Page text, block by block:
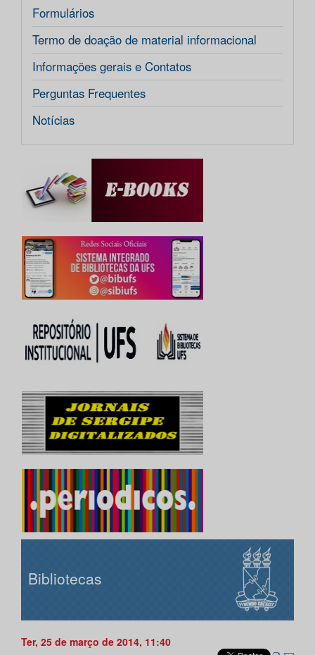
Formulários
Termo de doação de material informacional
Informações gerais e Contatos
Perguntas Frequentes
Notícias
Bibliotecas
Ter, 25 de março de 2014, 11:40